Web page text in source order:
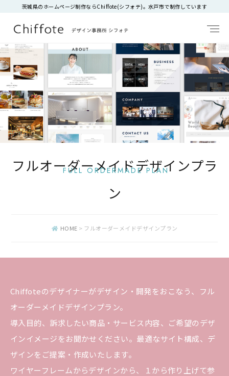
茨城県のホームページ制作ならChiffote(シフォテ)。水戸市で制作しています
フルオーダーメイドデザインプラ
ン
FULL ORDERMADE PLAN
HOME > フルオーダーメイドデザインプラン
Chiffoteのデザイナーがデザイン・開発をおこなう、フル
オーダーメイドデザインプラン。
導入目的、訴求したい商品・サービス内容、ご希望のデザ
インイメージをお聞かせください。最適なサイト構成、デ
ザインをご提案・作成いたします。
ワイヤーフレームからデザインから、１から作り上げて参